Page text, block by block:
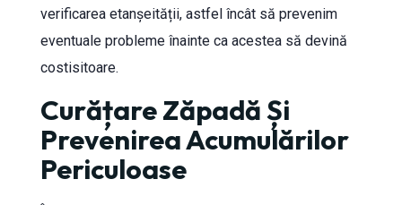
verificarea etanșeității, astfel încât să prevenim
eventuale probleme înainte ca acestea să devină
costisitoare.
Curățare Zăpadă Și
Prevenirea Acumulărilor
Periculoase